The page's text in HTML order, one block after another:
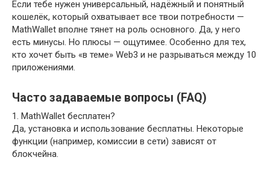
Если тебе нужен универсальный, надёжный и понятный
кошелёк, который охватывает все твои потребности —
MathWallet вполне тянет на роль основного. Да, у него
есть минусы. Но плюсы — ощутимее. Особенно для тех,
кто хочет быть «в теме» Web3 и не разрываться между 10
приложениями.
Часто задаваемые вопросы (FAQ)
1. MathWallet бесплатен?
Да, установка и использование бесплатны. Некоторые
функции (например, комиссии в сети) зависят от
блокчейна.